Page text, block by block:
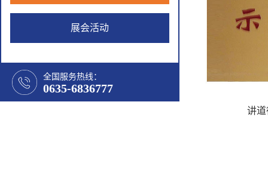
展会活动
全国服务热线：
0635-6836777
讲